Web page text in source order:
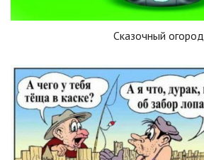
Сказочный огород